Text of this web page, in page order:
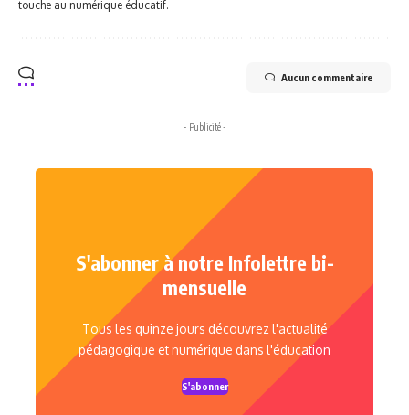
touche au numérique éducatif.
Aucun commentaire
- Publicité -
S'abonner à notre Infolettre bi-
mensuelle
Tous les quinze jours découvrez l'actualité
pédagogique et numérique dans l'éducation
S'abonner